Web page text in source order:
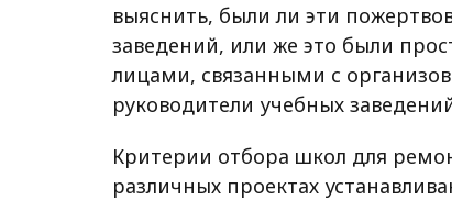
выяснить, были ли эти
заведений, или же это были
лицами, связанными с
руководители учебных
Критерии отбора школ для
различных проектах